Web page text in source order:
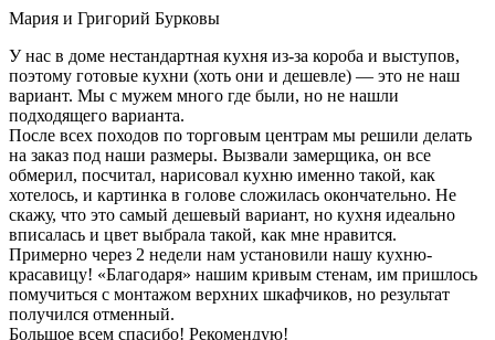
Мария и Григорий Бурковы
У нас в доме нестандартная кухня из-за короба и выступов,
поэтому готовые кухни (хоть они и дешевле) — это не наш
вариант. Мы с мужем много где были, но не нашли
подходящего варианта.
После всех походов по торговым центрам мы решили делать
на заказ под наши размеры. Вызвали замерщика, он все
обмерил, посчитал, нарисовал кухню именно такой, как
хотелось, и картинка в голове сложилась окончательно. Не
скажу, что это самый дешевый вариант, но кухня идеально
вписалась и цвет выбрала такой, как мне нравится.
Примерно через 2 недели нам установили нашу кухню-
красавицу! «Благодаря» нашим кривым стенам, им пришлось
помучиться с монтажом верхних шкафчиков, но результат
получился отменный.
Большое всем спасибо! Рекомендую!